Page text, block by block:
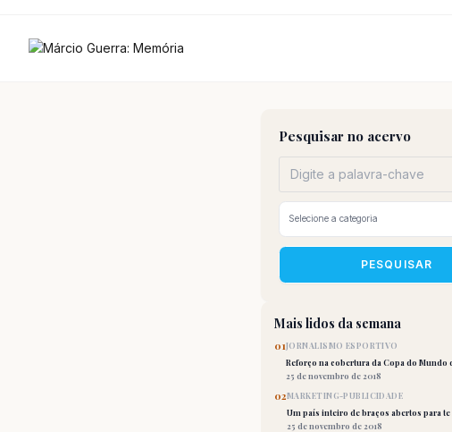
Pesquisar no acervo
PESQUISAR
Mais lidos da semana
01JORNALISMO ESPORTIVO
Reforço na cobertura da Copa do Mundo
25 de novembro de 2018
02MARKETING-PUBLICIDADE
Um país inteiro de braços abertos para te
25 de novembro de 2018